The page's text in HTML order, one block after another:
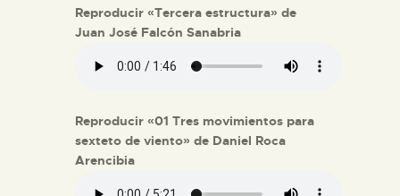
Reproducir «Tercera estructura» de
Juan José Falcón Sanabria
Reproducir «01 Tres movimientos para
sexteto de viento» de Daniel Roca
Arencibia